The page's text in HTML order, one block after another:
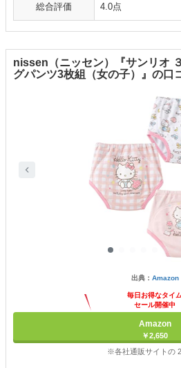
総合評価 4.0点
nissen（ニッセン）『サンリオ
グパンツ3枚組（女の子）』の口
出典： Amazon
毎日お得なタイム
セール開催中
Amazon
￥2,650
※各社通販サイトの